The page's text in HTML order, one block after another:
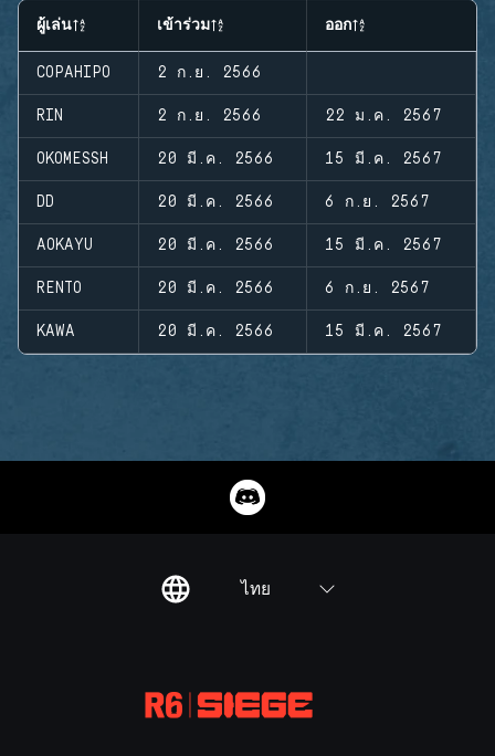
ผู้เล่น เข้าร่วม ออก
COPAHIPO 2 ก.ย. 2566
RIN 2 ก.ย. 2566 22 ม.ค. 2567
OKOMESSH 20 มี.ค. 2566 15 มี.ค. 2567
DD 20 มี.ค. 2566 6 ก.ย. 2567
AOKAYU 20 มี.ค. 2566 15 มี.ค. 2567
RENTO 20 มี.ค. 2566 6 ก.ย. 2567
KAWA 20 มี.ค. 2566 15 มี.ค. 2567
ไทย